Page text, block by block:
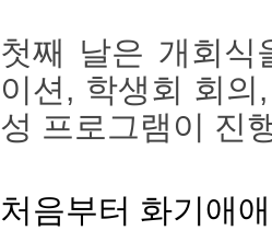
첫째 날은 개회식
이션, 학생회 회
성 프로그램이 진
처음부터 화기애